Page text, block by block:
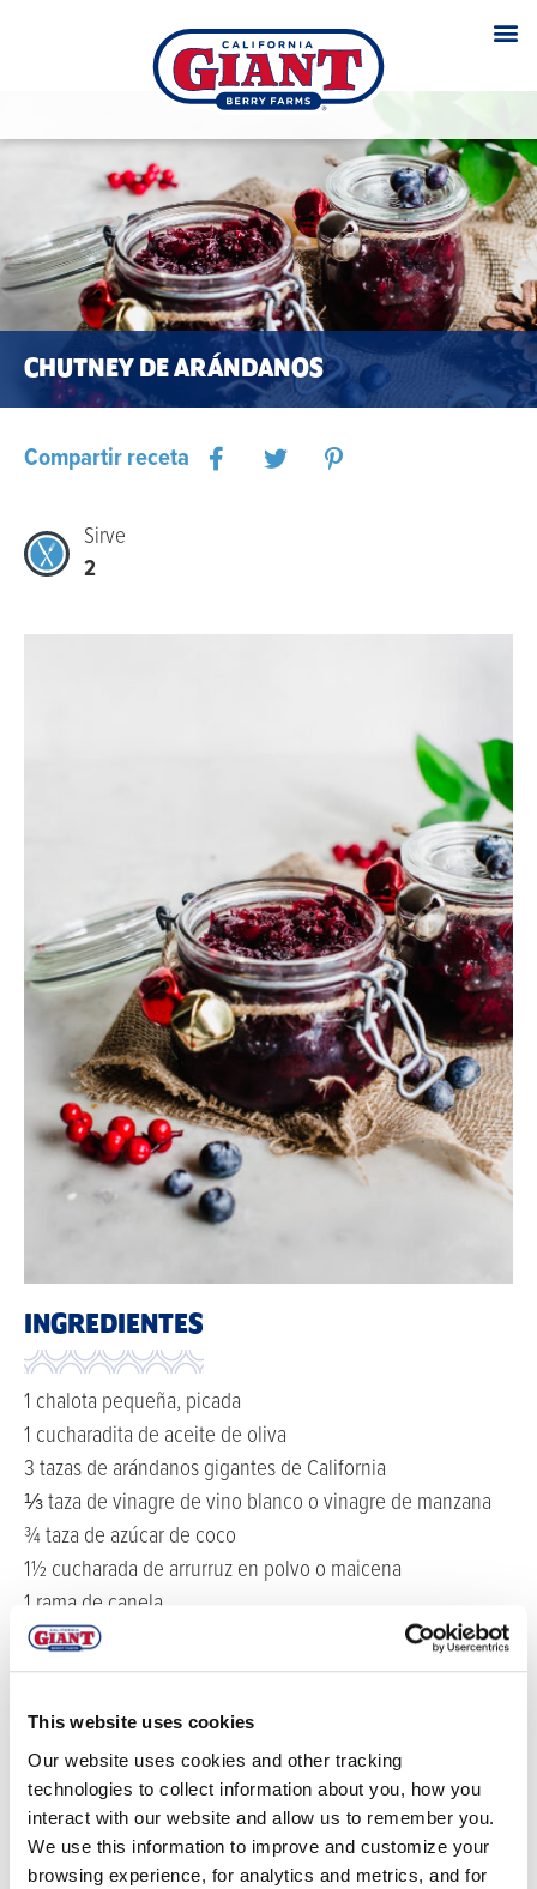
This website uses cookies
Our website uses cookies and other tracking
technologies to collect information about you, how you
interact with our website and allow us to remember you.
We use this information to improve and customize your
browsing experience, for analytics and metrics, and for
CHUTNEY DE ARÁNDANOS
Compartir receta
Sirve
2
INGREDIENTES
1 chalota pequeña, picada
1 cucharadita de aceite de oliva
3 tazas de arándanos gigantes de California
⅓ taza de vinagre de vino blanco o vinagre de manzana
¾ taza de azúcar de coco
1½ cucharada de arrurruz en polvo o maicena
1 rama de canela
pizca de sal marina
En una cacerola a fuego medio, agrega el aceite de
oliva y las chalotas. Cocine hasta que las chalotas se
ablanden y se cocinen, aproximadamente 2-3
minutos.